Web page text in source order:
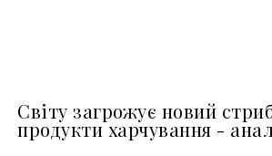
Світу загрожує новий
продукти харчування -